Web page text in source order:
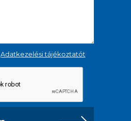
Adatkezelési tájékoztatót